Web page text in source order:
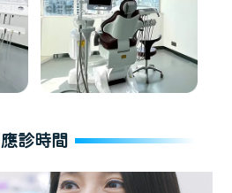
應診時間